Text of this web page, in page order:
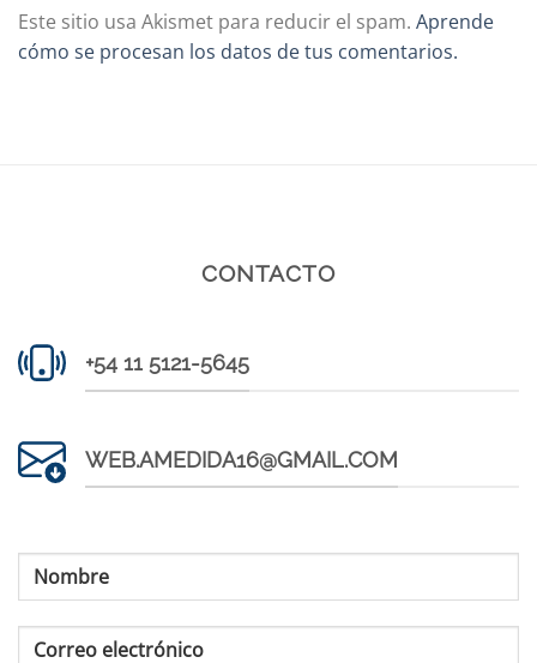
Este sitio usa Akismet para reducir el spam. Aprende
cómo se procesan los datos de tus comentarios.
CONTACTO
+54 11 5121-5645
WEB.AMEDIDA16@GMAIL.COM